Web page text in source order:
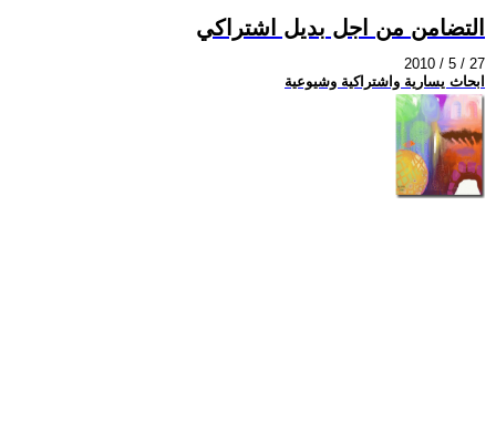
التضامن من اجل بديل اشتراكي
2010 / 5 / 27
ابحاث يسارية واشتراكية وشيوعية